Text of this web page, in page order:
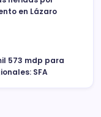
en Lázaro
573 mdp para
SFA